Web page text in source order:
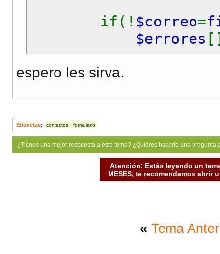
if(! $correo=
$errores
$mensaje
if(isset(
?>
<span
foreach(
espero les sirva.
Etiquetas: contactos formulario
¿Tienes una mejor respuesta a este tema? ¿Quiéres hacerle una
Atención: Estás leyendo un
MESES, te recomendamos abrir
« Tema